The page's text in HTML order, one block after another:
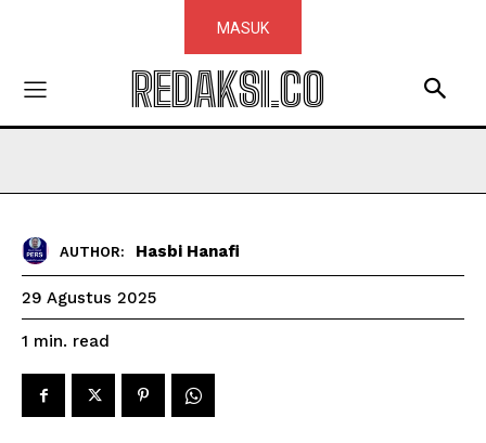
MASUK
REDAKSI.CO
AUTHOR: Hasbi Hanafi
29 Agustus 2025
1 min. read